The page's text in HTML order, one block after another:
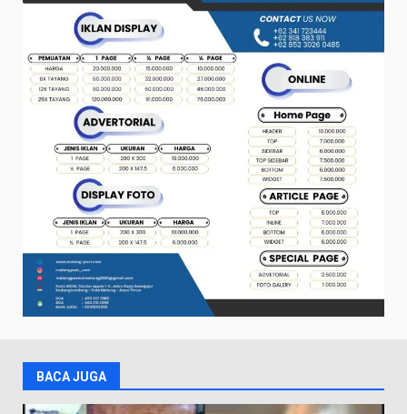
BACA JUGA